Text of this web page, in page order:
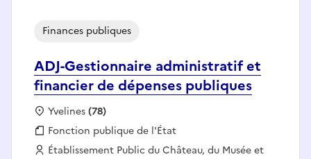
ADJ-Gestionnaire administratif et
financier de dépenses publiques
Finances publiques
Localisation :
Yvelines(78)
Fonction publique :
Fonction publique de l'État
Employeur :
Établissement Public du Château, du Musée et